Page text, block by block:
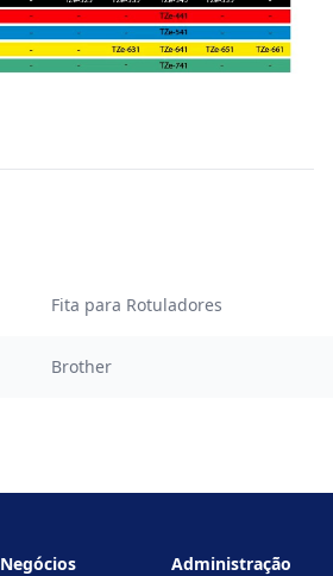
Fita para Rotuladores
Brother
Negócios Administração